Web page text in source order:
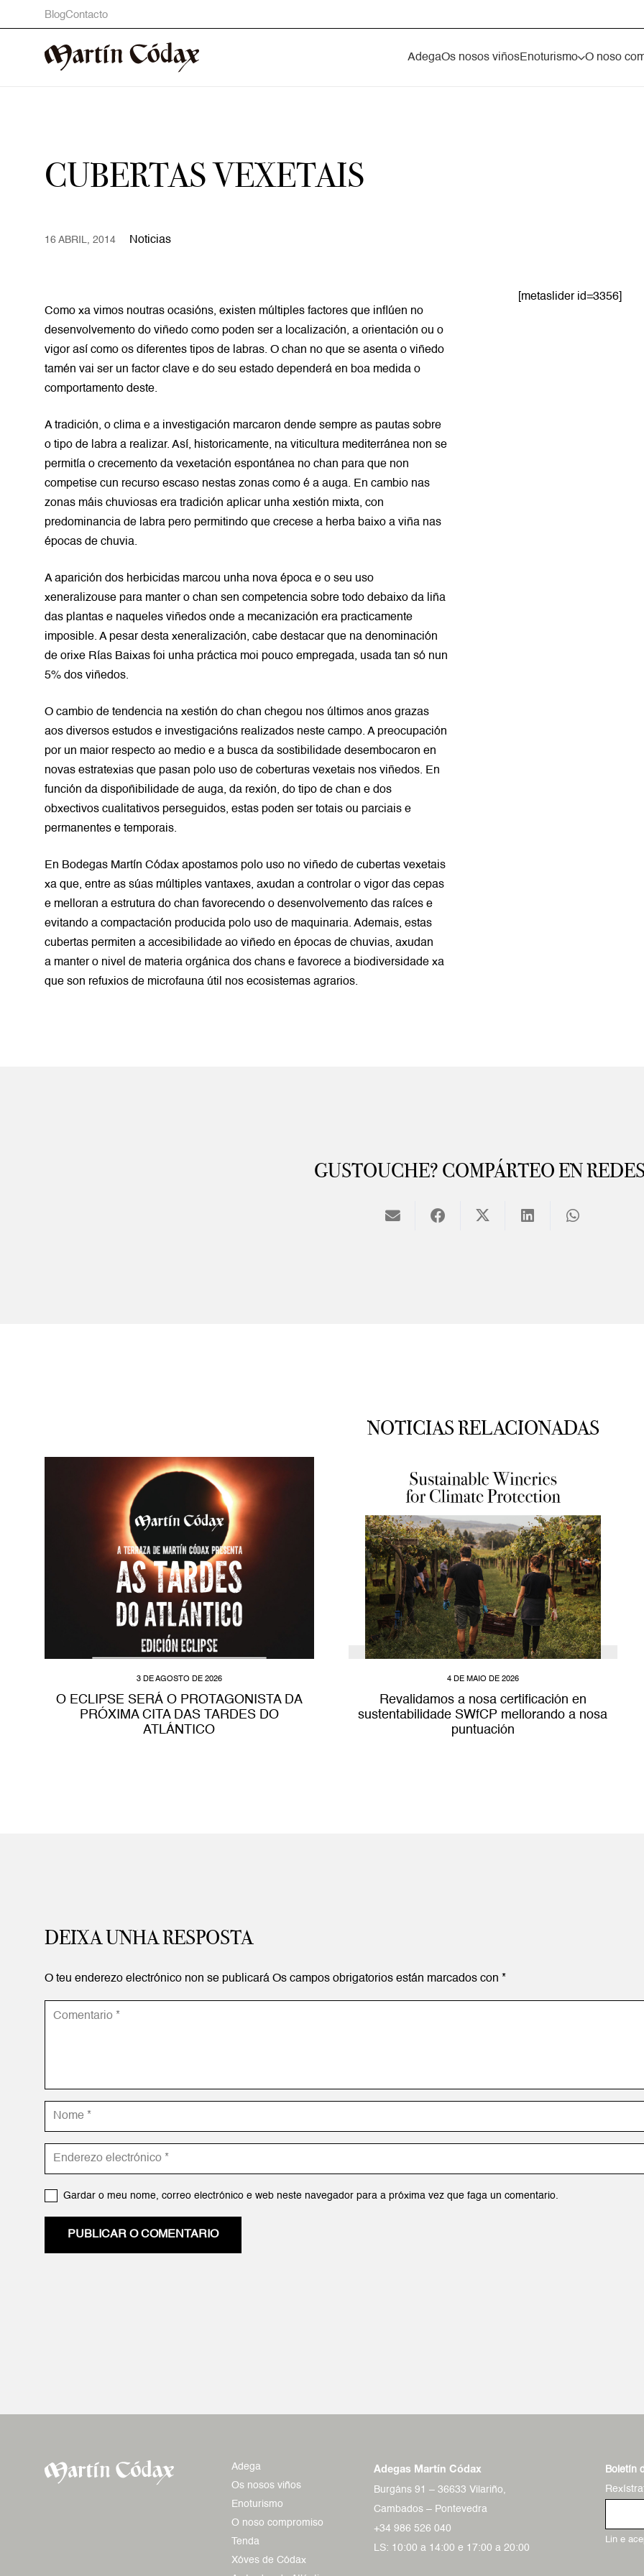
BlogContacto
AdegaOs nosos viñosEnoturismo O noso
CUBERTAS VEXETAIS
16 ABRIL, 2014 Noticias
[metaslider id=3356]
Como xa vimos noutras ocasións, existen múltiples factores que inflúen no
desenvolvemento do viñedo como poden ser a localización, a orientación ou o
vigor así como os diferentes tipos de labras. O chan no que se asenta o viñedo
tamén vai ser un factor clave e do seu estado dependerá en boa medida o
comportamento deste.
A tradición, o clima e a investigación marcaron dende sempre as pautas sobre
o tipo de labra a realizar. Así, historicamente, na viticultura mediterránea non se
permitía o crecemento da vexetación espontánea no chan para que non
competise cun recurso escaso nestas zonas como é a auga. En cambio nas
zonas máis chuviosas era tradición aplicar unha xestión mixta, con
predominancia de labra pero permitindo que crecese a herba baixo a viña nas
épocas de chuvia.
A aparición dos herbicidas marcou unha nova época e o seu uso
xeneralizouse para manter o chan sen competencia sobre todo debaixo da liña
das plantas e naqueles viñedos onde a mecanización era practicamente
imposible. A pesar desta xeneralización, cabe destacar que na denominación
de orixe Rías Baixas foi unha práctica moi pouco empregada, usada tan só nun
5% dos viñedos.
O cambio de tendencia na xestión do chan chegou nos últimos anos grazas
aos diversos estudos e investigacións realizados neste campo. A preocupación
por un maior respecto ao medio e a busca da sostibilidade desembocaron en
novas estratexias que pasan polo uso de coberturas vexetais nos viñedos. En
función da dispoñibilidade de auga, da rexión, do tipo de chan e dos
obxectivos cualitativos perseguidos, estas poden ser totais ou parciais e
permanentes e temporais.
En Bodegas Martín Códax apostamos polo uso no viñedo de cubertas vexetais
xa que, entre as súas múltiples vantaxes, axudan a controlar o vigor das cepas
e melloran a estrutura do chan favorecendo o desenvolvemento das raíces e
evitando a compactación producida polo uso de maquinaria. Ademais, estas
cubertas permiten a accesibilidade ao viñedo en épocas de chuvias, axudan
a manter o nivel de materia orgánica dos chans e favorece a biodiversidade xa
que son refuxios de microfauna útil nos ecosistemas agrarios.
GUSTOUCHE? COMPÁRTEO EN
NOTICIAS RELACIONADAS
3 DE AGOSTO DE 2026
O ECLIPSE SERÁ O PROTAGONISTA DA
PRÓXIMA CITA DAS TARDES DO
ATLÁNTICO
4 DE MAIO DE 2026
Revalidamos a nosa certificación en
sustentabilidade SWfCP mellorando a nosa
puntuación
DEIXA UNHA RESPOSTA
O teu enderezo electrónico non se publicará Os campos obrigatorios están marcados con *
Gardar o meu nome, correo electrónico e web neste navegador para a próxima vez que faga un comentario.
PUBLICAR O COMENTARIO
Adega
Os nosos viños
Enoturismo
O noso compromiso
Tenda
Xóves de Códax
Adegas Martín Códax
Burgáns 91 – 36633 Vilariño,
Cambados – Pontevedra
+34 986 526 040
LS: 10:00 a 14:00 e 17:00 a 20:00
Boletín
Lin e